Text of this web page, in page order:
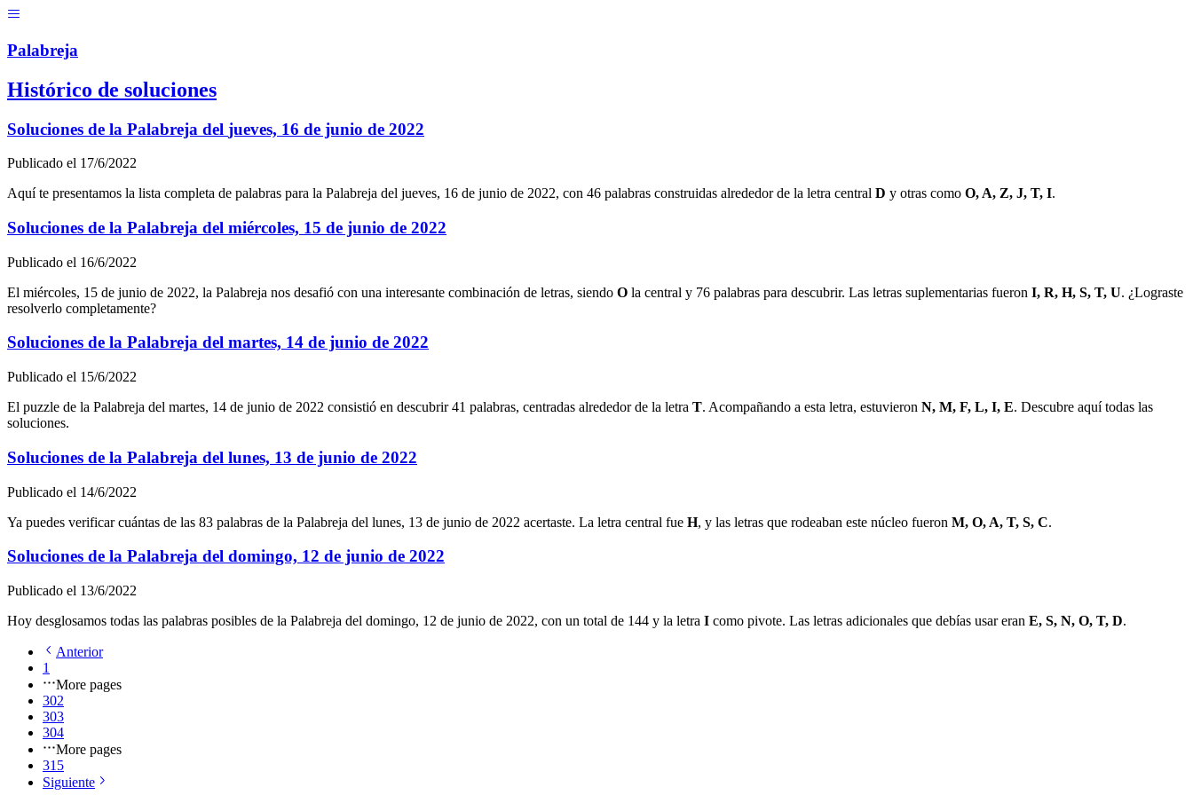
Palabreja
Histórico de soluciones
Soluciones de la Palabreja del jueves, 16 de junio de 2022
Publicado el 17/6/2022
Aquí te presentamos la lista completa de palabras para la Palabreja del jueves, 16 de junio de 2022, con 46 palabras construidas alrededor de la letra central D y otras como O, A, Z, J, T, I.
Soluciones de la Palabreja del miércoles, 15 de junio de 2022
Publicado el 16/6/2022
El miércoles, 15 de junio de 2022, la Palabreja nos desafió con una interesante combinación de letras, siendo O la central y 76 palabras para descubrir. Las letras suplementarias fueron I, R, H, S, T, U. ¿Lograste
resolverlo completamente?
Soluciones de la Palabreja del martes, 14 de junio de 2022
Publicado el 15/6/2022
El puzzle de la Palabreja del martes, 14 de junio de 2022 consistió en descubrir 41 palabras, centradas alrededor de la letra T. Acompañando a esta letra, estuvieron N, M, F, L, I, E. Descubre aquí todas las
soluciones.
Soluciones de la Palabreja del lunes, 13 de junio de 2022
Publicado el 14/6/2022
Ya puedes verificar cuántas de las 83 palabras de la Palabreja del lunes, 13 de junio de 2022 acertaste. La letra central fue H, y las letras que rodeaban este núcleo fueron M, O, A, T, S, C.
Soluciones de la Palabreja del domingo, 12 de junio de 2022
Publicado el 13/6/2022
Hoy desglosamos todas las palabras posibles de la Palabreja del domingo, 12 de junio de 2022, con un total de 144 y la letra I como pivote. Las letras adicionales que debías usar eran E, S, N, O, T, D.
Anterior
1
More pages
302
303
304
More pages
315
Siguiente